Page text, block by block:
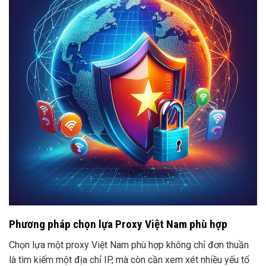
Phương pháp chọn lựa Proxy Việt Nam phù hợp
Chọn lựa một proxy Việt Nam phù hợp không chỉ đơn thuần
là tìm kiếm một địa chỉ IP, mà còn cần xem xét nhiều yếu tố